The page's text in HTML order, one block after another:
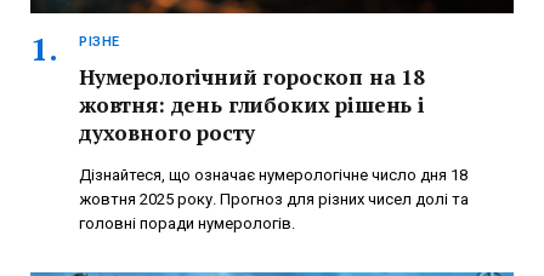
РІЗНЕ
Нумерологічний гороскоп на 18
жовтня: день глибоких рішень і
духовного росту
Дізнайтеся, що означає нумерологічне число дня 18
жовтня 2025 року. Прогноз для різних чисел долі та
головні поради нумерологів.